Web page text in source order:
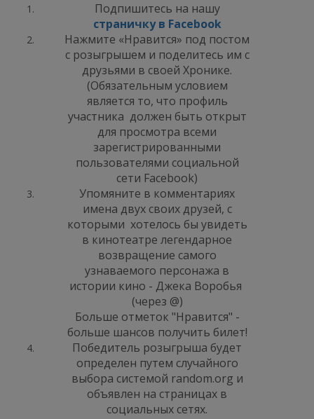
Подпишитесь на нашу
страничку в Facebook
Нажмите «Нравится» под постом
с розыгрышем и поделитесь им с
друзьями в своей Хронике.
(Обязательным условием
является то, что профиль
участника должен быть открыт
для просмотра всеми
зарегистрированными
пользователями социальной
сети Facebook)
Упомяните в комментариях
имена двух своих друзей, с
которыми хотелось бы увидеть
в кинотеатре легендарное
возвращение самого
узнаваемого персонажа в
истории кино - Джека Воробья
(через @)
Больше отметок "Нравится" -
больше шансов получить билет!
Победитель розыгрыша будет
определен путем случайного
выбора системой random.org и
объявлен на страницах в
социальных сетях.